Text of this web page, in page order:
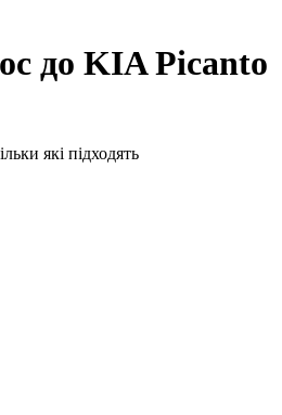
до KIA Picanto
які підходять